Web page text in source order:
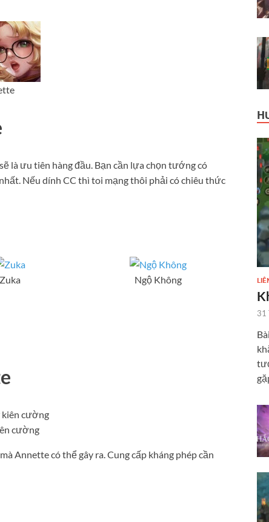
là ưu tiên hàng đầu. Bạn cần lựa chọn tướng có
Nếu dính CC thì toi mạng thôi phải có chiêu thức
Zuka Ngộ Không
cường
Annette có thể gây ra. Cung cấp kháng phép cần
31